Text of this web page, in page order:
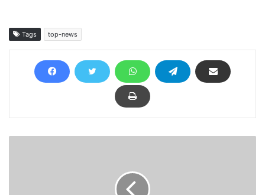
Tags top-news